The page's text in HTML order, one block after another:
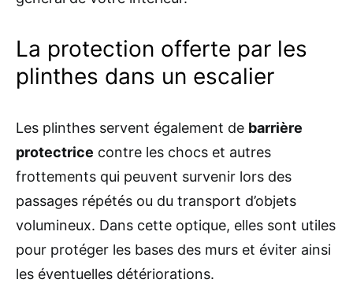
La protection offerte par les
plinthes dans un escalier
Les plinthes servent également de barrière
protectrice contre les chocs et autres
frottements qui peuvent survenir lors des
passages répétés ou du transport d’objets
volumineux. Dans cette optique, elles sont utiles
pour protéger les bases des murs et éviter ainsi
les éventuelles détériorations.